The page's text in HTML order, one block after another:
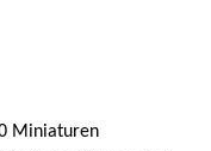
Miniaturen